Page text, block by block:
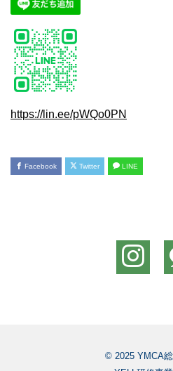
https://lin.ee/pWQo0PN
Facebook Twitter LINE
© 2025 YMCA